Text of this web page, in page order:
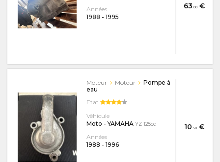
63.00 €
Années
1988 - 1995
10.50 €
Moteur Moteur
Pompe à
eau
Etat
Véhicule
Moto - YAMAHA YZ 125cc
Années
1988 - 1996